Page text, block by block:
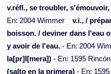
v.réfl., se troubler,
En: 2004 Wimmer
v.i., /
boisson. / deviner dans l'eau
y avoir de l'eau. - En: 2004
la[pr]I[mera]) - En: 1595 Rincón
(salto en la primera) - En: